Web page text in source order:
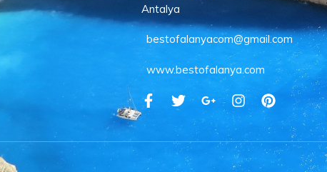
Antalya
bestofalanyacom@gmail.com
www.bestofalanya.com